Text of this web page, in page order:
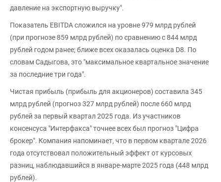
давление на экспортную выручку".
Показатель EBITDA сложился на уровне 979 млрд рублей
(при прогнозе 859 млрд рублей) по сравнению с 844 млрд
рублей годом ранее; ближе всех оказалась оценка D8. По
словам Садыгова, это "максимальное квартальное значение
за последние три года".
Чистая прибыль (прибыль для акционеров) составила 345
млрд рублей (прогноз 327 млрд рублей) после 660 млрд
рублей за первый квартал 2025 года. Из участников
консенсуса "Интерфакса" точнее всех был прогноз "Цифра
брокер". Компания напоминает, что в первом квартале 2026
года отсутствовал положительный эффект от курсовых
разниц, наблюдавшийся в январе-марте 2025 года (448 млрд
рублей).